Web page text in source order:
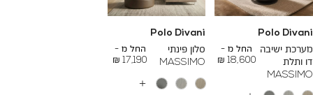
Polo Divani
מערכת ישיבה
דו ותלת
MASSIMO
החל מ -
18,600 ₪
To
24,000 ₪
Polo Divani
סלון פינתי
MASSIMO
החל מ -
17,190 ₪
To
26,000 ₪
עוד